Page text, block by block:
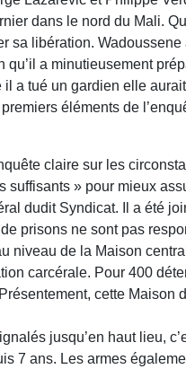
dans le nord du Mali.
libération.
a minutieusement
a tué un gardien elle
éléments de
claire sur les
» pour mieux
dudit Syndicat. Il a été
prisons ne sont pas
niveau de la Maison
carcérale. Pour 400
cette
jusqu’en haut lieu,
7 ans. Les armes